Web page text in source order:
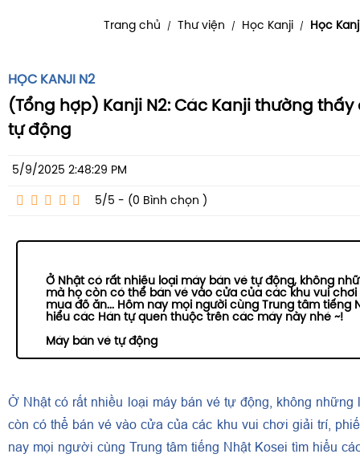
Trang chủ / Thư viện / Học Kanji / Học
HỌC KANJI N2
(Tổng hợp) Kanji N2: Các Kanji thường
tự động
5/9/2025 2:48:29 PM
5/5 - (0 Bình chọn )
Ở Nhật có rất nhiều loại máy bán vé tự động, không
mà họ còn có thể bán vé vào cửa của các khu vui chơi
mua đồ ăn... Hôm nay mọi người cùng Trung tâm tiếng
hiểu các Hán tự quen thuộc trên các máy này nhé ~!
Máy bán vé tự động
Ở Nhật có rất nhiều loại máy bán vé tự động, không những
còn có thể bán vé vào cửa của các khu vui chơi giải trí,
nay mọi người cùng Trung tâm tiếng Nhật Kosei tìm hiểu